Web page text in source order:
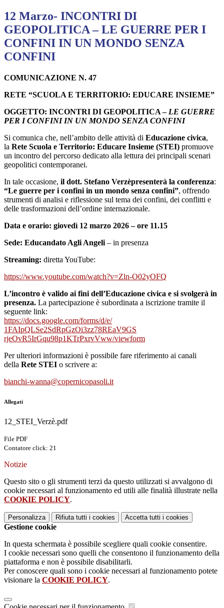
12 Marzo- INCONTRI DI
GEOPOLITICA – LE GUERRE PER I
CONFINI IN UN MONDO SENZA
CONFINI
COMUNICAZIONE N. 47
RETE “SCUOLA E TERRITORIO: EDUCARE INSIEME”
OGGETTO: INCONTRI DI GEOPOLITICA – LE GUERRE
PER I CONFINI IN UN MONDO SENZA CONFINI
Si comunica che, nell’ambito delle attività di Educazione civica,
la Rete Scuola e Territorio: Educare Insieme (STEI) promuove
un incontro del percorso dedicato alla lettura dei principali scenari
geopolitici contemporanei.
In tale occasione, il dott. Stefano Verzèpresenterà la conferenza:
“Le guerre per i confini in un mondo senza confini”, offrendo
strumenti di analisi e riflessione sul tema dei confini, dei conflitti e
delle trasformazioni dell’ordine internazionale.
Data e orario: giovedì 12 marzo 2026 – ore 11.15
Sede: Educandato Agli Angeli – in presenza
Streaming: diretta YouTube:
https://www.youtube.com/watch?v=Zln-O02yOFQ
L’incontro è valido ai fini dell’Educazione civica e si svolgerà in
presenza. La partecipazione è subordinata a iscrizione tramite il
seguente link:
https://docs.google.com/forms/d/e/
1FAIpQLSe2SdRpGzOi3zz78REaV9GS
rjeOvR5IrGqu98p1KTrPxrvVww/viewform
Per ulteriori informazioni è possibile fare riferimento ai canali
della Rete STEI o scrivere a:
bianchi-wanna@copernicopasoli.it
Allegati
12_STEI_Verzè.pdf
File PDF
Contatore click: 21
Notizie
Questo sito o gli strumenti terzi da questo utilizzati si avvalgono di
cookie necessari al funzionamento ed utili alle finalità illustrate nella
COOKIE POLICY.
Personalizza Rifiuta tutti i cookies Accetta tutti i cookies
Gestione cookie
In questa schermata è possibile scegliere quali cookie consentire.
I cookie necessari sono quelli che consentono il funzionamento della
piattaforma e non è possibile disabilitarli.
Per conoscere quali sono i cookie necessari al funzionamento potete
visionare la COOKIE POLICY.